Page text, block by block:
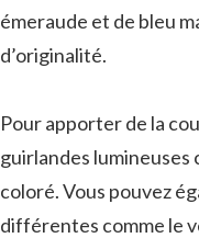
émeraude et de bleu
d’originalité.
Pour apporter de la
guirlandes lumineuses
coloré. Vous pouvez
différentes comme le